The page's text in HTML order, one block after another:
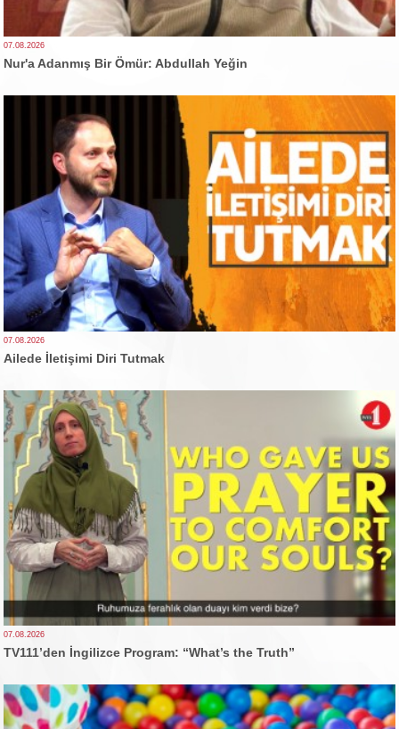
07.08.2026
Nur'a Adanmış Bir Ömür: Abdullah Yeğin
07.08.2026
Ailede İletişimi Diri Tutmak
07.08.2026
TV111’den İngilizce Program: “What’s the Truth”